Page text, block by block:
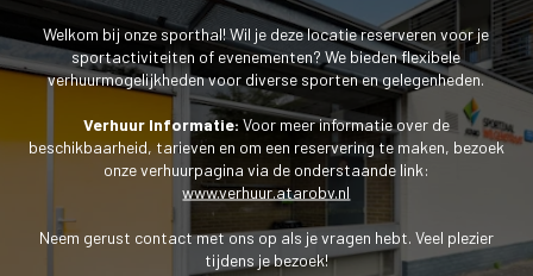
Welkom bij onze sporthal! Wil je deze locatie reserveren voor je
sportactiviteiten of evenementen? We bieden flexibele
verhuurmogelijkheden voor diverse sporten en gelegenheden.
Verhuur Informatie: Voor meer informatie over de
beschikbaarheid, tarieven en om een reservering te maken, bezoek
www.verhuur.atarobv.nl
Neem gerust contact met ons op als je vragen hebt. Veel plezier
tijdens je bezoek!